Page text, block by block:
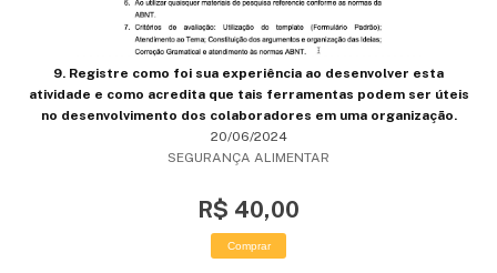
9. Registre como foi sua experiência ao desenvolver esta
atividade e como acredita que tais ferramentas podem ser úteis
no desenvolvimento dos colaboradores em uma organização.
20/06/2024
SEGURANÇA ALIMENTAR
R$ 40,00
Comprar